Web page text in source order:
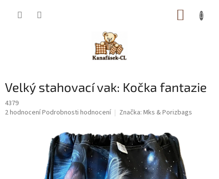
Velký stahovací vak: Kočka fantazie
4379
Průměrné
2 hodnoceníPodrobnosti hodnocení Značka: Mks & Porizbags